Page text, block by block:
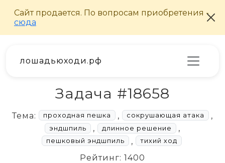
лошадьюходи.рф
Задача #18658
Тема: проходная пешка , сокрушающая атака ,
эндшпиль , длинное решение ,
пешковый эндшпиль , тихий ход
Рейтинг: 1400